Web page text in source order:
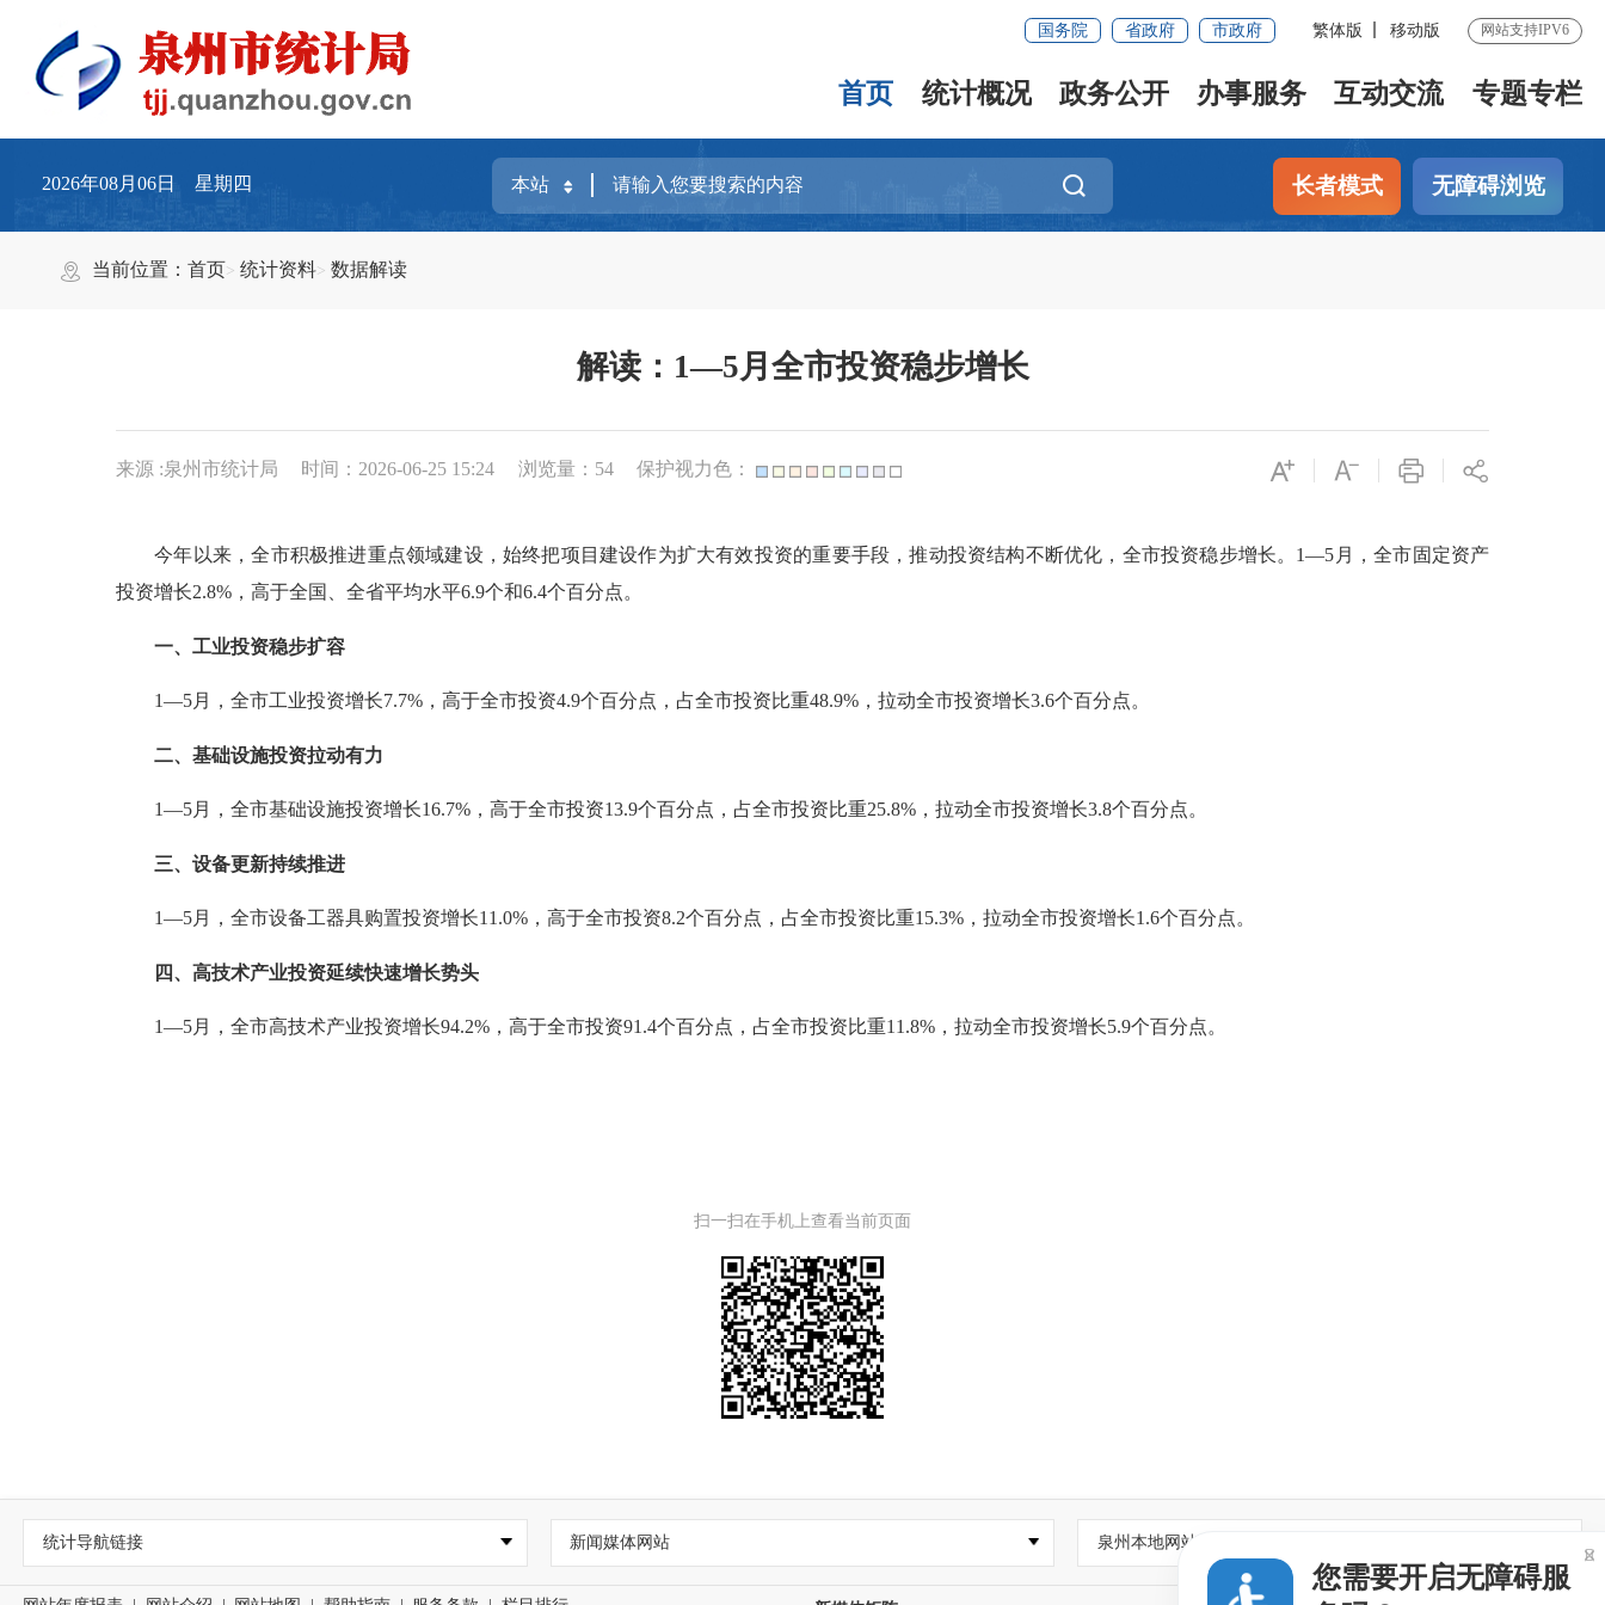
国务院 省政府 市政府 繁体版 移动版 网站支持IPV6
首页 统计概况 政务公开 办事服务 互动交流 专题专栏
2026年08月06日 星期四 长者模式 无障碍浏览
当前位置：首页 统计资料 数据解读
解读：1—5月全市投资稳步增长
来源 :泉州市统计局 时间：2026-06-25 15:24 浏览量： 54 保护视力色：
今年以来，全市积极推进重点领域建设，始终把项目建设作为扩大有效投资的重要手段，推动投资结构不断优化，全市投资稳步增长。1—5月，全市固定资产
投资增长2.8%，高于全国、全省平均水平6.9个和6.4个百分点。
一、工业投资稳步扩容
1—5月，全市工业投资增长7.7%，高于全市投资4.9个百分点，占全市投资比重48.9%，拉动全市投资增长3.6个百分点。
二、基础设施投资拉动有力
1—5月，全市基础设施投资增长16.7%，高于全市投资13.9个百分点，占全市投资比重25.8%，拉动全市投资增长3.8个百分点。
三、设备更新持续推进
1—5月，全市设备工器具购置投资增长11.0%，高于全市投资8.2个百分点，占全市投资比重15.3%，拉动全市投资增长1.6个百分点。
四、高技术产业投资延续快速增长势头
1—5月，全市高技术产业投资增长94.2%，高于全市投资91.4个百分点，占全市投资比重11.8%，拉动全市投资增长5.9个百分点。
扫一扫在手机上查看当前页面
统计导航链接 新闻媒体网站 泉州本地网站
您需要开启无障碍服
